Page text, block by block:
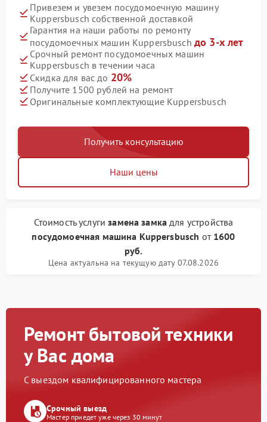
Привезем и увезем посудомоечную машину
Kuppersbusch собственной доставкой
Гарантия на наши работы по ремонту
посудомоечных машин Kuppersbusch до 3-х лет
Срочный ремонт посудомоечных машин
Kuppersbusch в течении часа
Скидка для вас до 20%
Получите 1500 рублей на ремонт
Оригинальные комплектующие Kuppersbusch
Получить консультацию
Наши цены
Стоимость услугизамена замка для устройства
посудомоечная машина Kuppersbusch от 1600
руб.
Цена актуальна на текущую дату 07.08.2026
Ремонт бытовой техники
у Вас дома
С выездом квалифицированного мастера
Срочный выезд
Мастер приедет уже через 30 минут